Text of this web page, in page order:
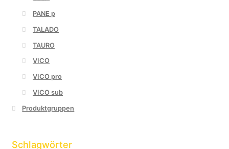
PANE p
TALADO
TAURO
VICO
VICO pro
VICO sub
Produktgruppen
Schlagwörter